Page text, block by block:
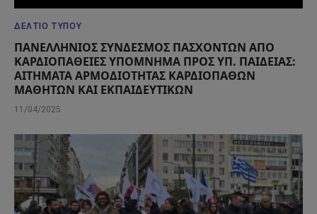
ΔΕΛΤΊΟ ΤΎΠΟΥ
ΠΑΝΕΛΛΗΝΙΟΣ ΣΥΝΔΕΣΜΟΣ ΠΑΣΧΟΝΤΩΝ ΑΠΟ
ΚΑΡΔΙΟΠΑΘΕΙΕΣ ΥΠΟΜΝΗΜΑ ΠΡΟΣ ΥΠ. ΠΑΙΔΕΙΑΣ:
ΑΙΤΗΜΑΤΑ ΑΡΜΟΔΙΟΤΗΤΑΣ ΚΑΡΔΙΟΠΑΘΩΝ
ΜΑΘΗΤΩΝ ΚΑΙ ΕΚΠΑΙΔΕΥΤΙΚΩΝ
11/04/2025